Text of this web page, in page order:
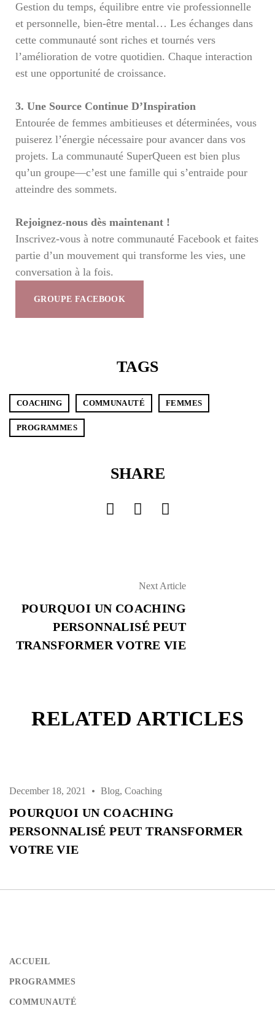
Gestion du temps, équilibre entre vie professionnelle
et personnelle, bien-être mental… Les échanges dans
cette communauté sont riches et tournés vers
l’amélioration de votre quotidien. Chaque interaction
est une opportunité de croissance.
3. Une Source Continue D’Inspiration
Entourée de femmes ambitieuses et déterminées, vous
puiserez l’énergie nécessaire pour avancer dans vos
projets. La communauté SuperQueen est bien plus
qu’un groupe—c’est une famille qui s’entraide pour
atteindre des sommets.
Rejoignez-nous dès maintenant !
Inscrivez-vous à notre communauté Facebook et faites
partie d’un mouvement qui transforme les vies, une
conversation à la fois.
GROUPE FACEBOOK
TAGS
COACHING COMMUNAUTÉ FEMMES
PROGRAMMES
SHARE
Next Article
POURQUOI UN COACHING
PERSONNALISÉ PEUT
TRANSFORMER VOTRE VIE
RELATED ARTICLES
December 18, 2021 Blog, Coaching
POURQUOI UN COACHING
PERSONNALISÉ PEUT TRANSFORMER
VOTRE VIE
ACCUEIL
PROGRAMMES
COMMUNAUTÉ
Username or email address *
Password *
Remember Me
Don’t have an account?
REGISTER